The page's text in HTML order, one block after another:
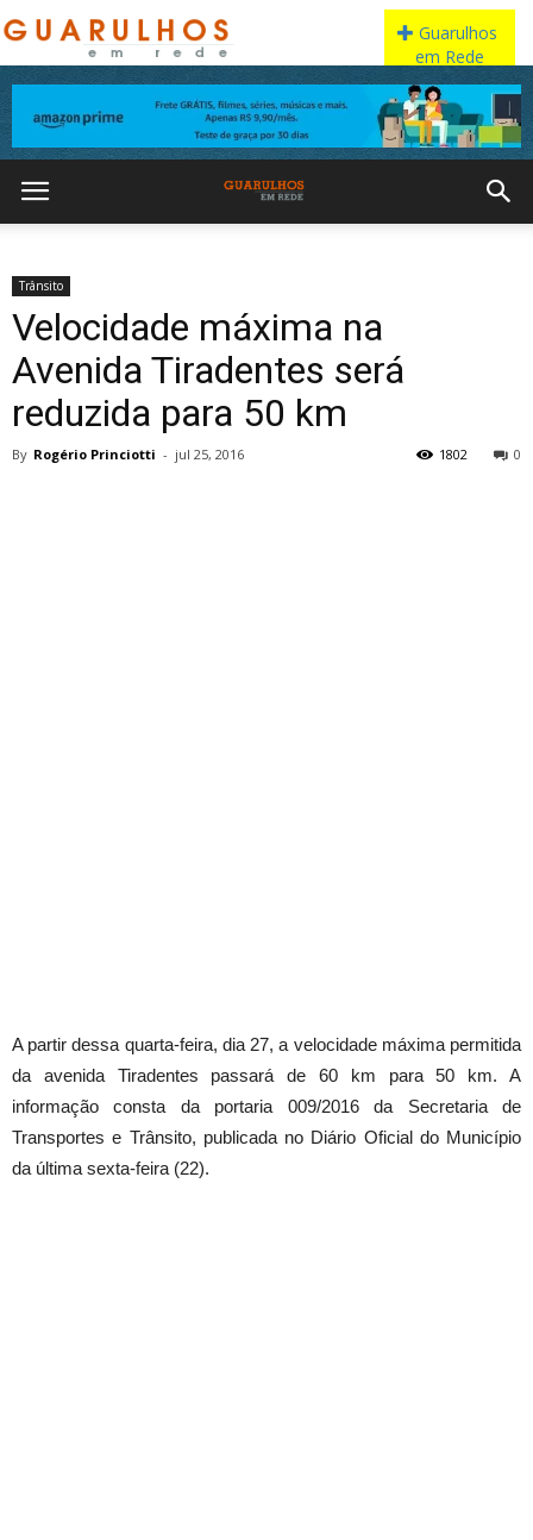
Trânsito
Velocidade máxima na
Avenida Tiradentes será
reduzida para 50 km
By Rogério Princiotti - jul 25, 2016 0
1802
A partir dessa quarta-feira, dia 27, a velocidade máxima permitida
da avenida Tiradentes passará de 60 km para 50 km. A
informação consta da portaria 009/2016 da Secretaria de
Transportes e Trânsito, publicada no Diário Oficial do Município
da última sexta-feira (22).